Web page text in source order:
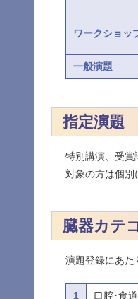
ワークショッ
一般演題
指定演題
特別講演、受賞
対象の方は個別
臓器カテ
演題登録にあた
1 口腔･食道